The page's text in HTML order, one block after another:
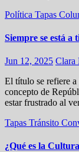
Política Tapas
Siempre se está a
Jun 12, 2025 Clara
El título se refiere a
concepto de
estar frustrado al
Tapas Tránsito
¿Qué es la